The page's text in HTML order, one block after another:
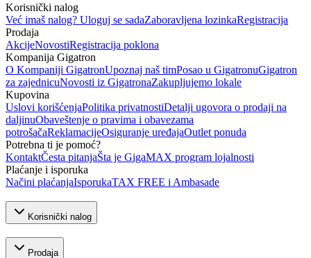
Korisnički nalog
Već imaš nalog? Uloguj se sadaZaboravljena lozinkaRegistracija
Prodaja
AkcijeNovostiRegistracija poklona
Kompanija Gigatron
O Kompaniji GigatronUpoznaj naš timPosao u GigatronuGigatron
za zajednicuNovosti iz GigatronaZakupljujemo lokale
Kupovina
Uslovi korišćenjaPolitika privatnostiDetalji ugovora o prodaji na
daljinuObaveštenje o pravima i obavezama
potrošačaReklamacijeOsiguranje uređajaOutlet ponuda
Potrebna ti je pomoć?
KontaktČesta pitanjaŠta je GigaMAX program lojalnosti
Plaćanje i isporuka
Načini plaćanjaIsporukaTAX FREE i Ambasade
Korisnički nalog
Prodaja